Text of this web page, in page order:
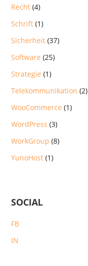
Recht (4)
Schrift (1)
Sicherheit (37)
Software (25)
Strategie (1)
Telekommunikation (2)
WooCommerce (1)
WordPress (3)
WorkGroup (8)
YunoHost (1)
SOCIAL
FB
IN